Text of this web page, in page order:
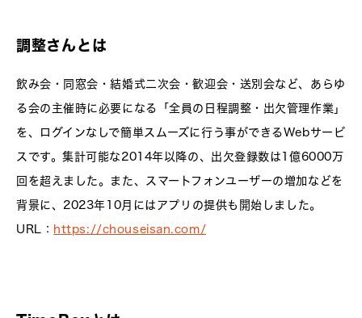
調整さんとは
飲み会・同窓会・結婚式二次会・歓迎会・送別会など、あらゆ
る会の主催時に必要になる「全員の日程調整・出欠管理作業」
を、ログインなしで簡単スムーズに行う事ができるWebサービ
スです。集計可能な2014年以降の、出欠登録数は1億6000万
回を超えました。また、スマートフォンユーザーの増加などを
背景に、2023年10月にはアプリの提供も開始しました。
URL： https://chouseisan.com/